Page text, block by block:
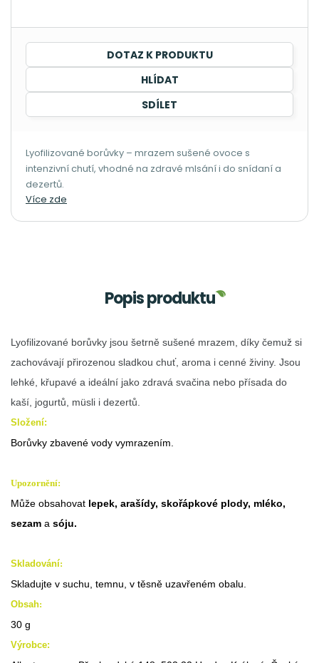
DOTAZ K PRODUKTU
HLÍDAT
SDÍLET
Lyofilizované borůvky – mrazem sušené ovoce s
intenzivní chutí, vhodné na zdravé mlsání i do snídaní a
dezertů.
Více zde
Popis produktu
Lyofilizované borůvky jsou šetrně sušené mrazem, díky čemuž si
zachovávají přirozenou sladkou chuť, aroma i cenné živiny. Jsou
lehké, křupavé a ideální jako zdravá svačina nebo přísada do
kaší, jogurtů, müsli i dezertů.
Složení:
Borůvky zbavené vody vymrazením.
Upozornění:
Může obsahovat lepek, arašídy, skořápkové plody, mléko,
sezam a sóju.
Skladování:
Skladujte v suchu, temnu, v těsně uzavřeném obalu.
Obsah:
30 g
Výrobce: